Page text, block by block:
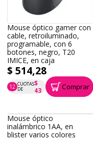
Mouse óptico gamer con
cable, retroiluminado,
programable, con 6
botones, negro, T20
IMICE, en caja
$ 514,28
12 CUOTAS
DE
$
43
P.T.F. $ 514 Comprar
Mouse óptico
inalámbrico 1AA, en
blister varios colores